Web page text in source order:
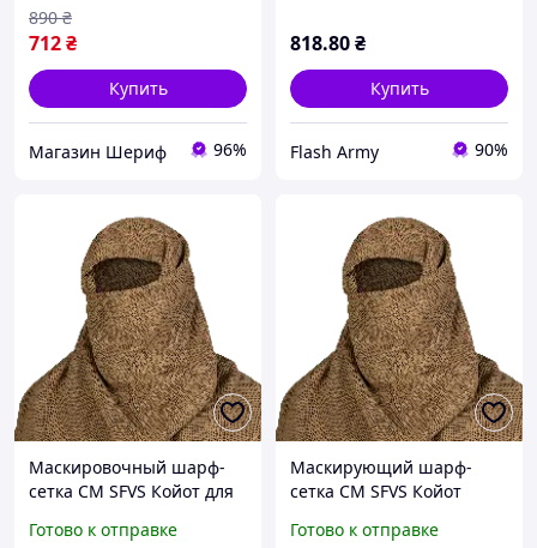
712₴
890 ₴
Купить
Магазин Шериф 96%
818.80₴
Купить
Flash Army 90%
Маскировочный шарф-
сетка CM SFVS Койот для
Готово к отправке
Маскирующий шарф-
сетка CM SFVS Койот
Готово к отправке